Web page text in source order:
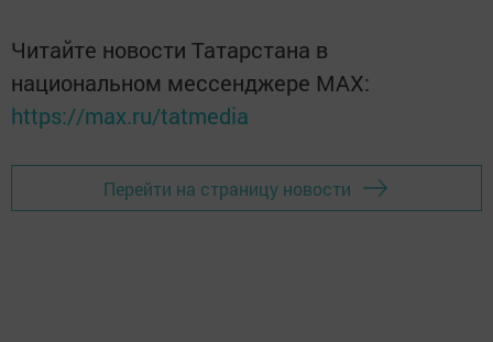
Читайте новости Татарстана в
национальном мессенджере MАХ:
https://max.ru/tatmedia
Перейти на страницу новости